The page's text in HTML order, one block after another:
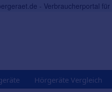
- Verbraucherportal
Hörgeräte Vergleich